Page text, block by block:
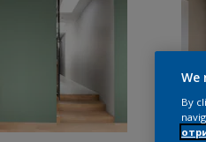
We
By